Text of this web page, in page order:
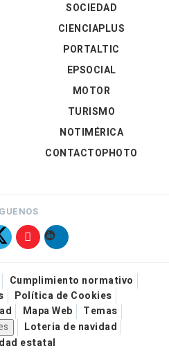
SOCIEDAD
CIENCIAPLUS
PORTALTIC
EPSOCIAL
MOTOR
TURISMO
NOTIMÉRICA
CONTACTOPHOTO
Cumplimiento normativo
Política de Cookies
Mapa Web
Temas
Loteria de navidad
estatal